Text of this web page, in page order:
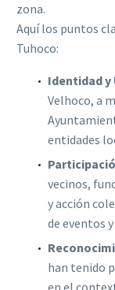
zona.
Aquí los puntos
Tuhoco:
Identidad y
Velhoco, a
entidades
vecinos,
y acción
de eventos
han tenido